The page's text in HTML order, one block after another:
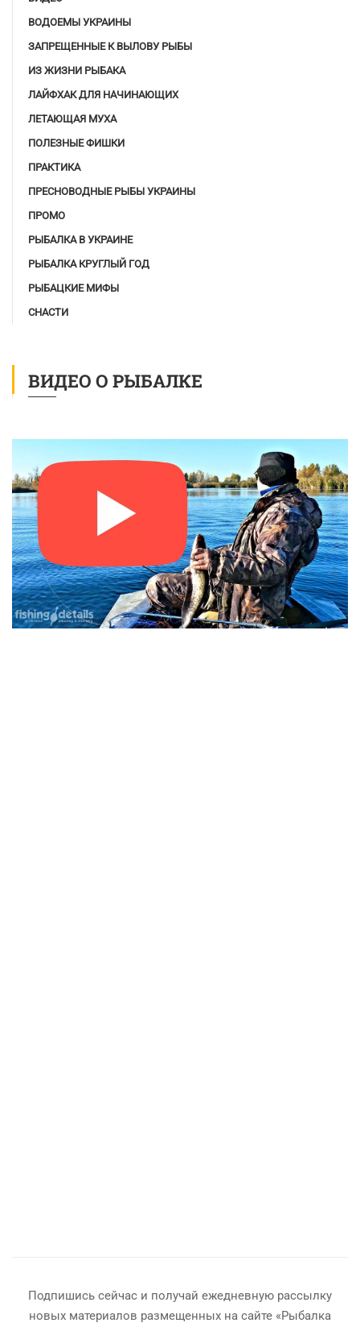
ВОДОЕМЫ УКРАИНЫ
ЗАПРЕЩЕННЫЕ К ВЫЛОВУ РЫБЫ
ИЗ ЖИЗНИ РЫБАКА
ЛАЙФХАК ДЛЯ НАЧИНАЮЩИХ
ЛЕТАЮЩАЯ МУХА
ПОЛЕЗНЫЕ ФИШКИ
ПРАКТИКА
ПРЕСНОВОДНЫЕ РЫБЫ УКРАИНЫ
ПРОМО
РЫБАЛКА В УКРАИНЕ
РЫБАЛКА КРУГЛЫЙ ГОД
РЫБАЦКИЕ МИФЫ
СНАСТИ
ВИДЕО О РЫБАЛКЕ
Подпишись сейчас и получай ежедневную рассылку
новых материалов размещенных на сайте «Рыбалка